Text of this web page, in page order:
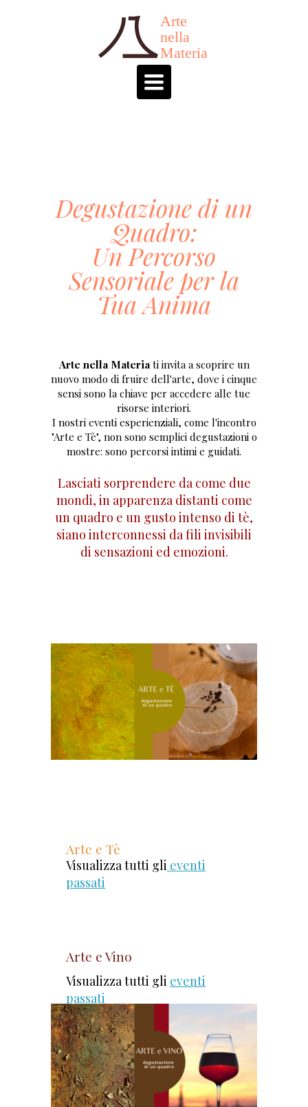
Toggle
navigation
Visualizza tutti gli eventi
passati
Arte e Tè
Visualizza tutti gli eventi
passati
Arte e Vino
Degustazione di un
Quadro:
Un Percorso
Sensoriale per la
Tua Anima
Arte nella Materiati invita a scoprire un
nuovo modo di fruire dell'arte, dove i cinque
sensi sono la chiave per accedere alle tue
risorse interiori.
I nostri eventi esperienziali, come l'incontro
"Arte e Tè", non sono semplici degustazioni o
mostre: sono percorsi intimi e guidati.
Lasciati sorprendere da come due
mondi, in apparenza distanti come
un quadro e un gusto intenso di tè,
siano interconnessi da fili invisibili
di sensazioni ed emozioni.